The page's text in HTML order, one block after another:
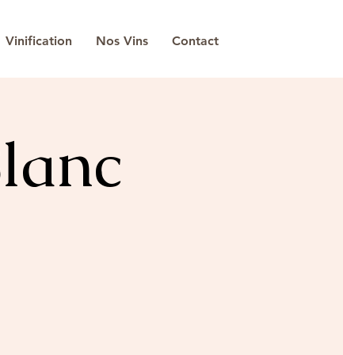
Vinification Nos Vins Contact